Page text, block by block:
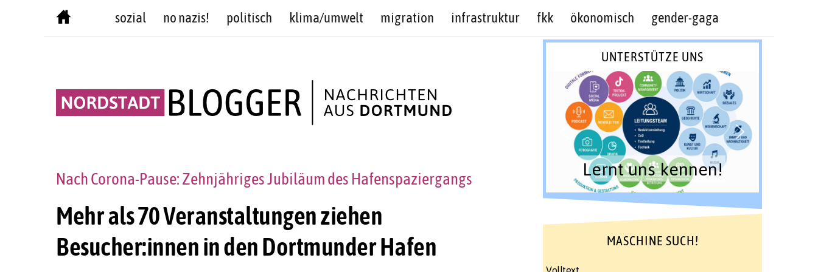
sozial no nazis! politisch klima/umwelt migration infrastruktur fkk ökonomisch gender-gaga
Mehr als 70 Veranstaltungen ziehen
Besucher:innen in den Dortmunder Hafen
Nach Corona-Pause: Zehnjähriges Jubiläum des Hafenspaziergangs
UNTERSTÜTZE UNS
Lernt uns kennen!
MASCHINE SUCH!